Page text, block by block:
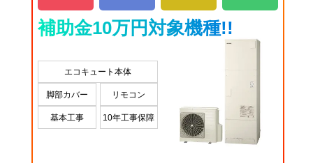
補助金10万円対象機種!!
エコキュート本体
脚部カバー リモコン
基本工事 10年工事保障